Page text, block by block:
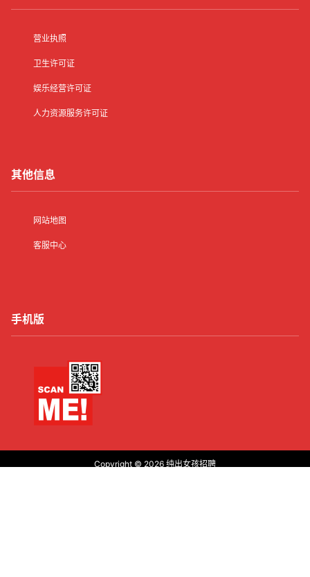
营业执照
卫生许可证
娱乐经营许可证
人力资源服务许可证
其他信息
网站地图
客服中心
手机版
Copyright © 2026 纯出女孩招聘